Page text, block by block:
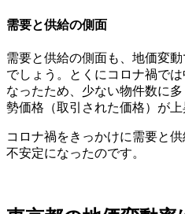
需要と供給の側面
需要と供給の側面も、地価変
でしょう。とくにコロナ禍で
なったため、少ない物件数に
勢価格（取引された価格）が上
コロナ禍をきっかけに需要と
不安定になったのです。